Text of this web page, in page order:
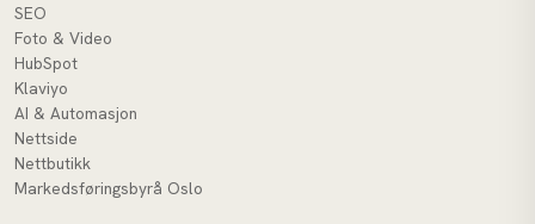
SEO
Foto & Video
HubSpot
Klaviyo
AI & Automasjon
Nettside
Nettbutikk
Markedsføringsbyrå Oslo